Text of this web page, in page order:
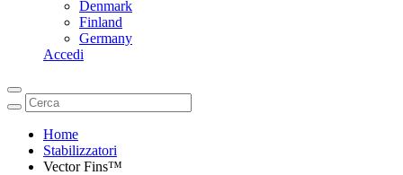
Denmark
Finland
Germany
Accedi
Home
Stabilizzatori
Vector Fins™